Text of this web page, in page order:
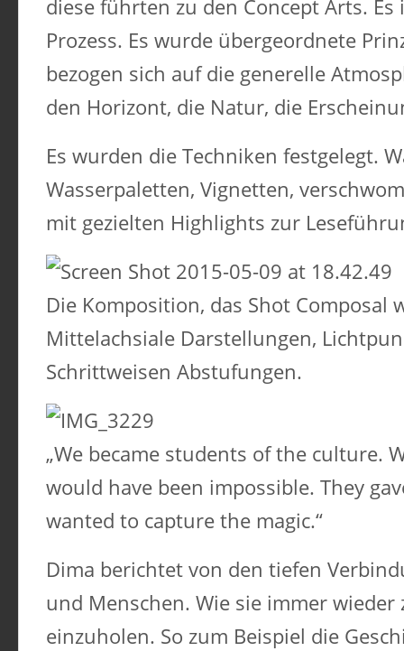
diese führten zu den Concept Arts.
Prozess. Es wurde übergeordnete
bezogen sich auf die generelle
den Horizont, die Natur, die
Es wurden die Techniken festgelegt.
Wasserpaletten, Vignetten,
mit gezielten Highlights zur
Die Komposition, das Shot Composal
Mittelachsiale Darstellungen,
Schrittweisen Abstufungen.
„We became students of the culture.
would have been impossible. They
wanted to capture the magic.“
Dima berichtet von den tiefen
und Menschen. Wie sie immer
einzuholen. So zum Beispiel die